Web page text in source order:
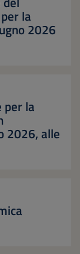
la
2026
per la
2026, alle